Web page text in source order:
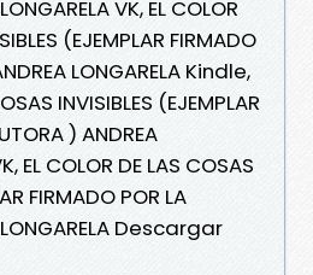
VK, EL COLOR
(EJEMPLAR FIRMADO
LONGARELA Kindle,
INVISIBLES (EJEMPLAR
) ANDREA
EL COLOR DE LAS COSAS
FIRMADO POR LA
Descargar